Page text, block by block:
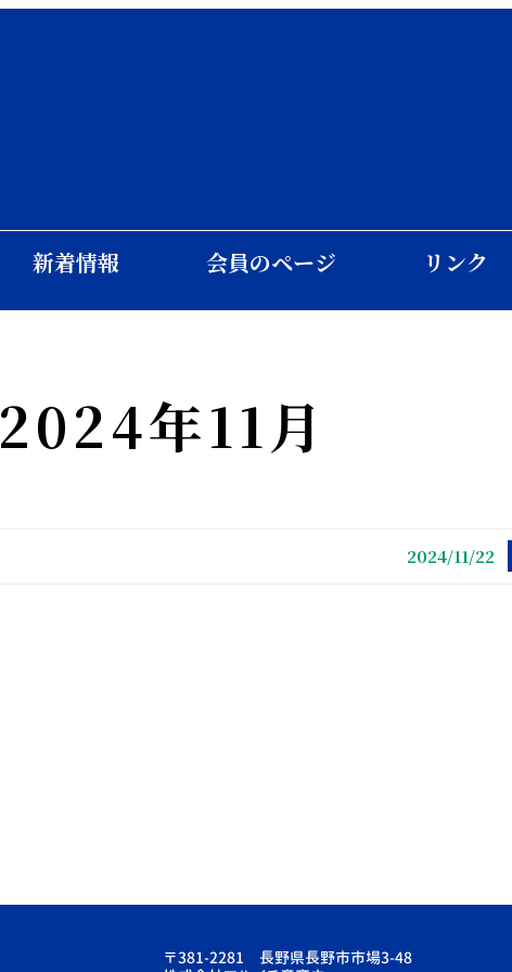
新着情報 会員のページ リンク
2024年11月
2024/11/22
〒381-2281 長野県長野市市場3-48